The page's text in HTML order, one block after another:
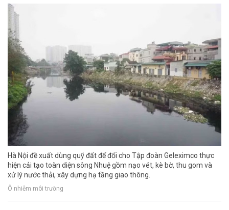
Hà Nội đề xuất dùng quỹ đất để đổi cho Tập đoàn Geleximco thực
hiện cải tạo toàn diện sông Nhuệ gồm nạo vét, kè bờ, thu gom và
xử lý nước thải, xây dựng hạ tầng giao thông.
Ô nhiễm môi trường